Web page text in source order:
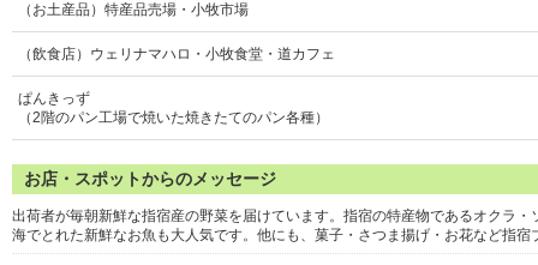
（お土産品）特産品売場・小牧市場
（飲食店）ウェリナマハロ・小牧食堂・道カフェ
ぱんきっず
（2階のパン工場で焼いた焼きたてのパン各種）
お店・スポットからのメッセージ
出荷者が毎朝新鮮な指宿産の野菜を届けています。指宿の特産物であるオクラ
海でとれた新鮮なお魚も大人気です。他にも、菓子・さつま揚げ・お花など指